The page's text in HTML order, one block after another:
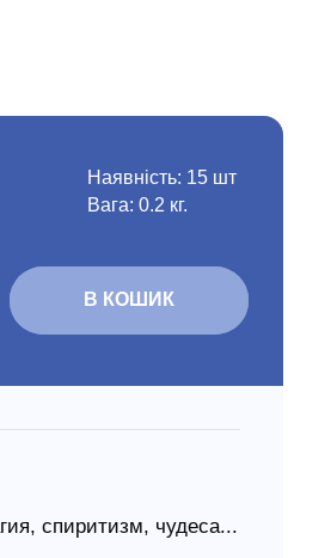
Наявність: 15 шт
Вага: 0.2 кг.
В КОШИК
спиритизм, чудеса...